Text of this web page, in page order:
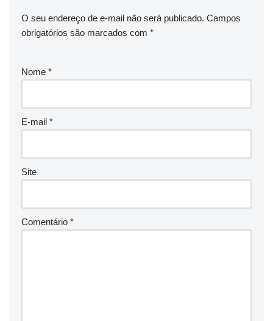
O seu endereço de e-mail não será publicado. Campos
obrigatórios são marcados com *
Nome *
E-mail *
Site
Comentário *